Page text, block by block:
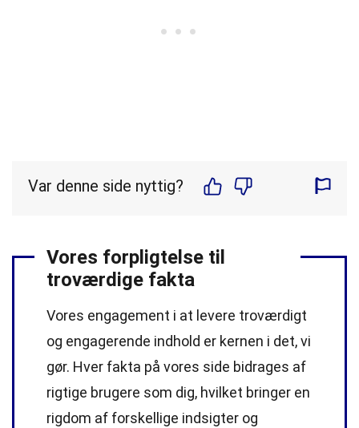
Var denne side nyttig?
Vores forpligtelse til
troværdige fakta
Vores engagement i at levere troværdigt
og engagerende indhold er kernen i det, vi
gør. Hver fakta på vores side bidrages af
rigtige brugere som dig, hvilket bringer en
rigdom af forskellige indsigter og